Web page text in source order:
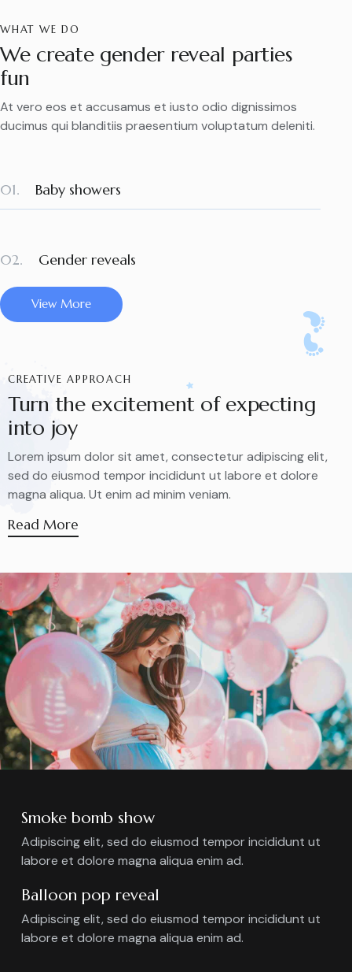
WHAT WE DO
We create gender reveal parties
fun
At vero eos et accusamus et iusto odio dignissimos
ducimus qui blanditiis praesentium voluptatum deleniti.
01. Baby showers
02. Gender reveals
View More
CREATIVE APPROACH
Turn the excitement of expecting
into joy
Lorem ipsum dolor sit amet, consectetur adipiscing elit,
sed do eiusmod tempor incididunt ut labore et dolore
magna aliqua. Ut enim ad minim veniam.
Read More
Smoke bomb show
Adipiscing elit, sed do eiusmod tempor incididunt ut
labore et dolore magna aliqua enim ad.
Balloon pop reveal
Adipiscing elit, sed do eiusmod tempor incididunt ut
labore et dolore magna aliqua enim ad.